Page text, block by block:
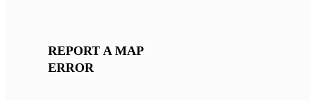
REPORT A MAP
ERROR